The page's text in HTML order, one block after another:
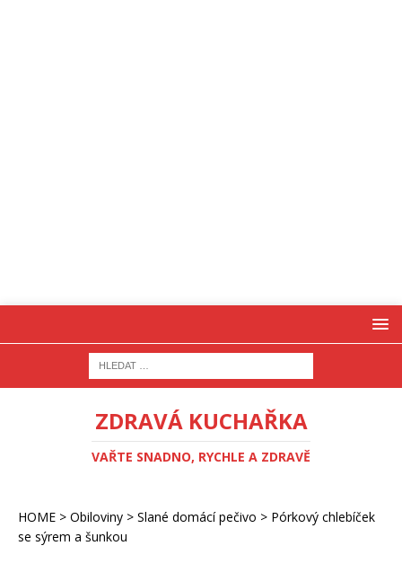
ZDRAVÁ KUCHAŘKA
VAŘTE SNADNO, RYCHLE A ZDRAVĚ
HOME > Obiloviny > Slané domácí pečivo > Pórkový chlebíček
se sýrem a šunkou